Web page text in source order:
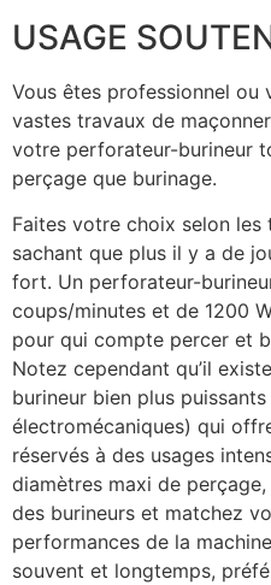
USAGE
Vous êtes professionnel ou
vastes travaux de
votre perforateur-burineur
perçage que burinage.
Faites votre choix selon les
sachant que plus il y a de
fort. Un perforateur-
coups/minutes et de 1200
pour qui compte percer et
Notez cependant qu’il
burineur bien plus
électromécaniques) qui
réservés à des usages
diamètres maxi de
des burineurs et matchez
performances de la
souvent et longtemps,